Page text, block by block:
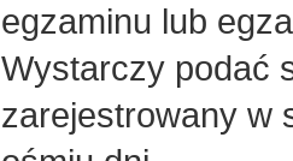
egzaminu lub
Wystarczy podać
zarejestrowany w